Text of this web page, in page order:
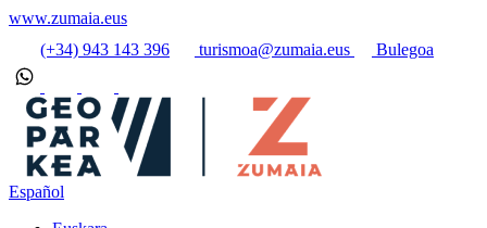
www.zumaia.eus
(+34) 943 143 396
turismoa@zumaia.eus Bulegoa
Español